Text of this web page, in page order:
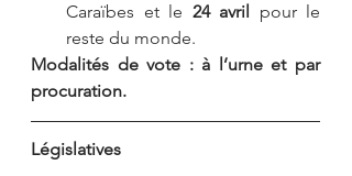
Caraïbes et le 24 avril
pour le
reste du monde.
Modalités de vote : à l’urne et par
procuration.
Législatives